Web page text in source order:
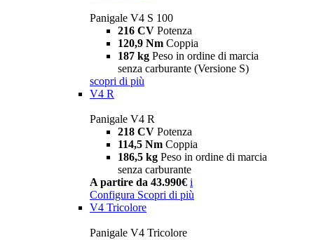
Panigale V4 S 100
216 CV Potenza
120,9 Nm Coppia
187 kg Peso in ordine di marcia
senza carburante (Versione S)
scopri di più
V4 R
Panigale V4 R
218 CV Potenza
114,5 Nm Coppia
186,5 kg Peso in ordine di marcia
senza carburante
A partire da 43.990€ i
Configura Scopri di più
V4 Tricolore
Panigale V4 Tricolore